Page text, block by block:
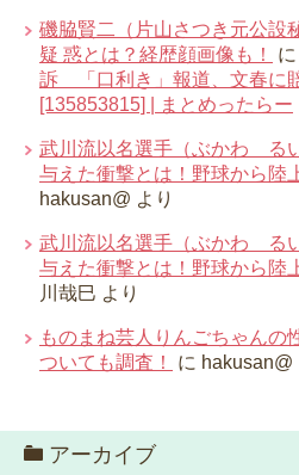
磯脇賢二（片山さつき元公設
疑 惑とは？経歴顔画像も！
に
訴 「口利き」報道、文春に
[135853815] | まとめったらー
武川流以名選手（ぶかわ る
与えた衝撃とは！野球から陸
hakusan@ より
武川流以名選手（ぶかわ る
与えた衝撃とは！野球から陸
川哉巳 より
ものまね芸人りんごちゃんの
ついても調査！
に hakusan@
アーカイブ